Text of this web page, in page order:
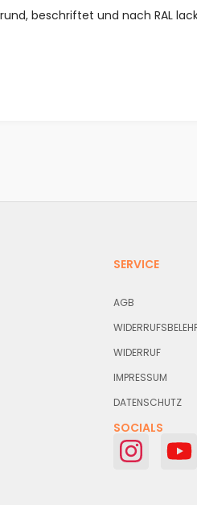
beschriftet und nach RAL
SERVICE
AGB
WIDERRUF
IMPRESSUM
DATENSCHUTZ
SOCIALS